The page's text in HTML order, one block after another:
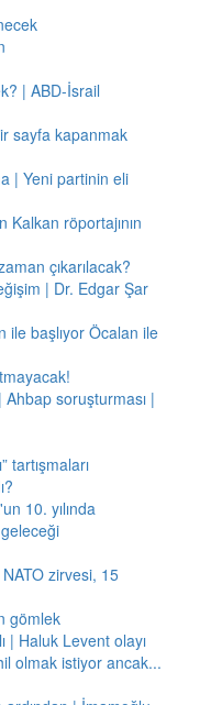
| ABD-İsrail
sayfa kapanmak
| Yeni partinin eli
Kalkan röportajının
çıkarılacak?
| Dr. Edgar Şar
ile başlıyor Öcalan ile
soruşturması |
tartışmaları
10. yılında
zirvesi, 15
gömlek
| Haluk Levent olayı
olmak istiyor ancak...